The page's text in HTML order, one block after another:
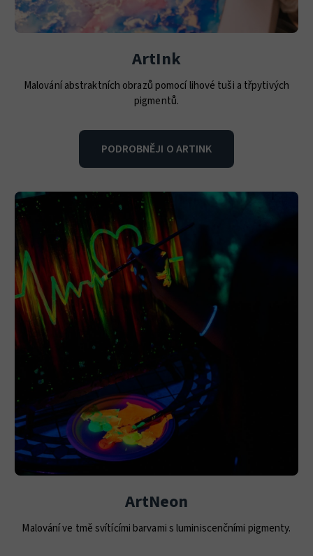
ArtInk
Malování abstraktních obrazů pomocí lihové tuši a třpytivých
pigmentů.
PODROBNĚJI O ARTINK
ArtNeon
Malování ve tmě svítícími barvami s luminiscenčními pigmenty.